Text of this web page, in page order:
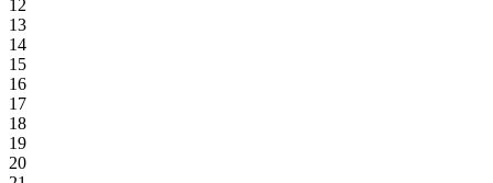
12
13
14
15
16
17
18
19
20